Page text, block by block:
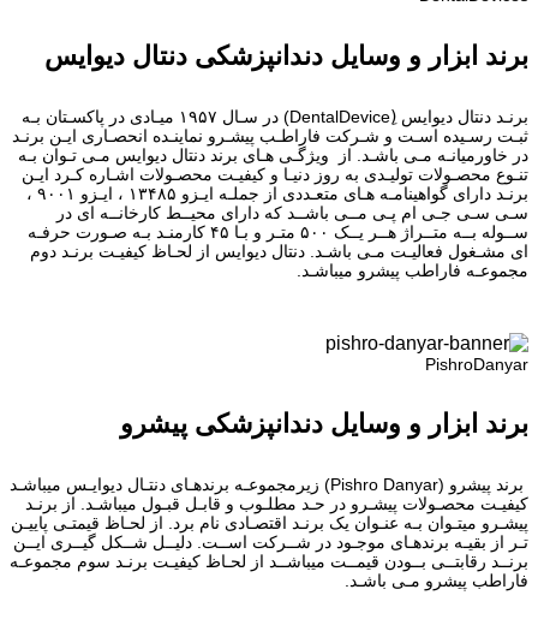
برند ابزار و وسایل دندانپزشکی دنتال دیوایس
برنـد دنتال دیوایس (ِDentalDevice) در سـال ۱۹۵۷ میـادی در پاکسـتان بـه
ثبـت رسـیده اسـت و شـرکت فاراطـب پیشـرو نماینـده انحصـاری ایـن برنـد
در خاورمیانـه مـی باشـد. از ویژگـی هـای برند دنتال دیوایس مـی تـوان بـه
تنـوع محصـولات تولیـدی به روز دنیـا و کیفیـت محصـولات اشـاره کـرد ایـن
برنـد دارای گواهینامـه هـای متعـددی از جملـه ایـزو ۱۳۴۸۵ ، ایـزو ۹۰۰۱ ،
سـی سـی جـی ام پـی مــی باشــد که دارای محیــط کارخانــه ای در
ســوله بــه متــراژ هــر یــک ۵۰۰ متـر و بـا ۴۵ کارمنـد بـه صـورت حرفـه
ای مشـغول فعالیـت مـی باشـد. دنتال دیوایس از لحـاظ کیفیـت برنـد دوم
مجموعـه فاراطب پیشرو میباشـد.
PishroDanyar
برند ابزار و وسایل دندانپزشکی پیشرو
برند پیشرو (Pishro Danyar) زیرمجموعـه برندهـای دنتـال دیوایـس میباشـد
کیفیـت محصـولات پیشـرو در حـد مطلـوب و قابـل قبـول میباشـد. از برنـد
پیشـرو میتـوان بـه عنـوان یک برنـد اقتصـادی نام برد. از لحـاظ قیمتـی پاییـن
تـر از بقیـه برندهـای موجـود در شــرکت اســت. دلیــل شــکل گیــری ایــن
برنــد رقابتــی بــودن قیمــت میباشــد از لحـاظ کیفیـت برنـد سوم مجموعـه
فاراطب پیشرو مـی باشـد.